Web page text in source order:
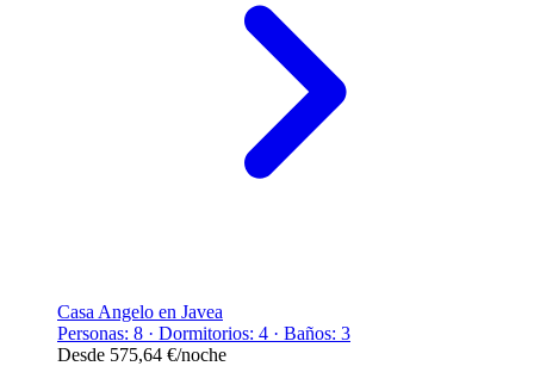
Casa Angelo en Javea
Personas: 8 · Dormitorios: 4 · Baños: 3
Desde 575,64 €/noche